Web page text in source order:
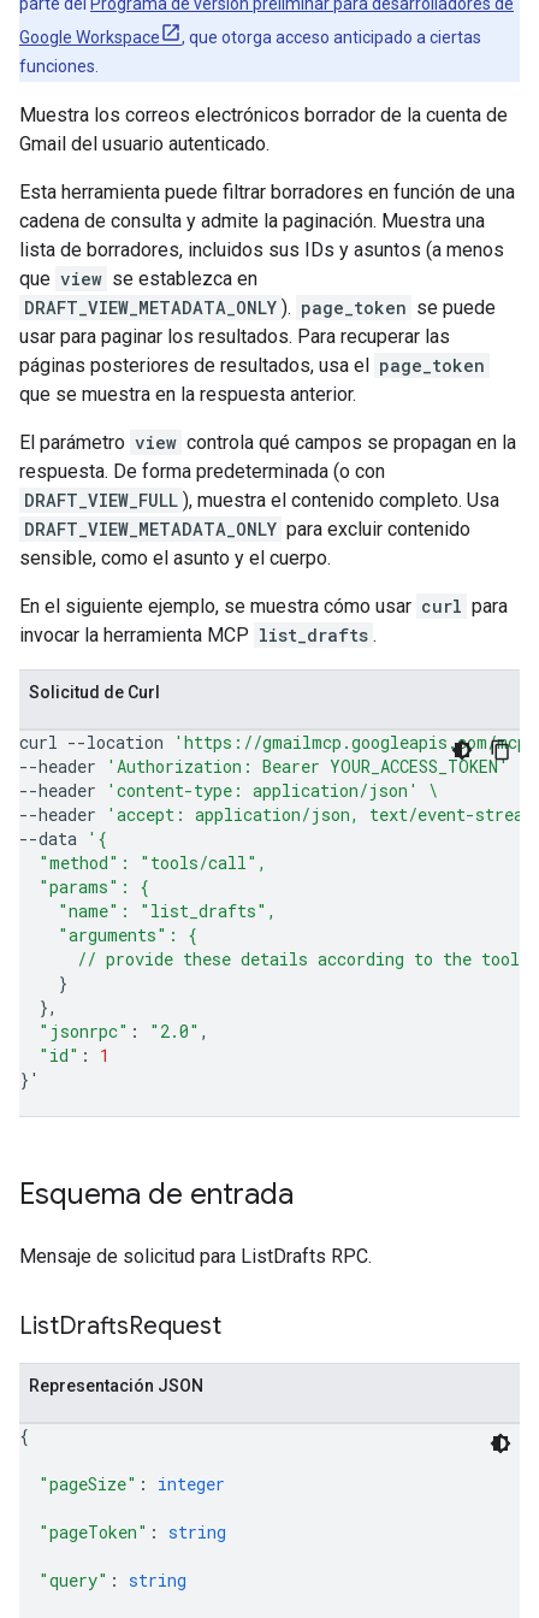
Google Workspace
, que otorga acceso anticipado a ciertas
funciones.
Muestra los correos electrónicos borrador de la cuenta de
Gmail del usuario autenticado.
Esta herramienta puede filtrar borradores en función de una
cadena de consulta y admite la paginación. Muestra una
lista de borradores, incluidos sus IDs y asuntos (a menos
que view se establezca en
DRAFT_VIEW_METADATA_ONLY ). page_token se puede
usar para paginar los resultados. Para recuperar las
páginas posteriores de resultados, usa el page_token
que se muestra en la respuesta anterior.
El parámetro view controla qué campos se propagan en la
respuesta. De forma predeterminada (o con
DRAFT_VIEW_FULL ), muestra el contenido completo. Usa
DRAFT_VIEW_METADATA_ONLY para excluir contenido
sensible, como el asunto y el cuerpo.
En el siguiente ejemplo, se muestra cómo usar curl para
invocar la herramienta MCP list_drafts .
Solicitud de Curl
curl --location
'https://gmailmcp.googleapis.com/
--header
'Authorization: Bearer YOUR_ACCESS_TOKEN'
--header
'content-type: application/json'
\
--header
'accept: application/json, text/event-
--data '{
  "method": "tools/call",
  "params": {
    "name": "list_drafts",
    "arguments": {
      // provide these details according to the tool'
}
}
"jsonrpc" : "2.0"
"id" :
1
} '
Esquema de entrada
Mensaje de solicitud para ListDrafts RPC.
ListDraftsRequest
Representación JSON
{
"pageSize" : integer
"pageToken" : string
"query" : string